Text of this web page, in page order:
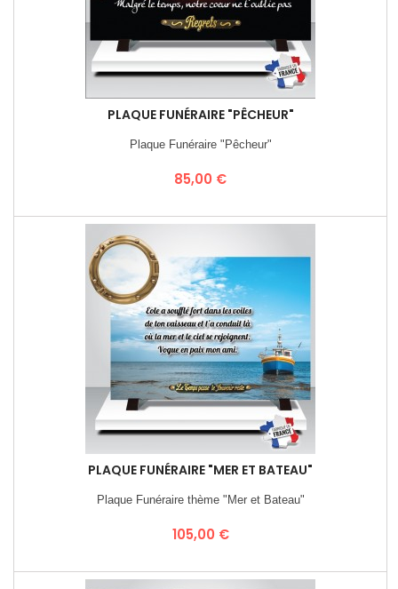
PLAQUE FUNÉRAIRE "PÊCHEUR"
Plaque Funéraire "Pêcheur"
Prix
85,00 €
PLAQUE FUNÉRAIRE "MER ET BATEAU"
Plaque Funéraire thème "Mer et Bateau"
Prix
105,00 €